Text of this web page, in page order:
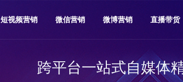
短视频营销 微信营销 微博营销 直播带货
跨平台一站式自媒体